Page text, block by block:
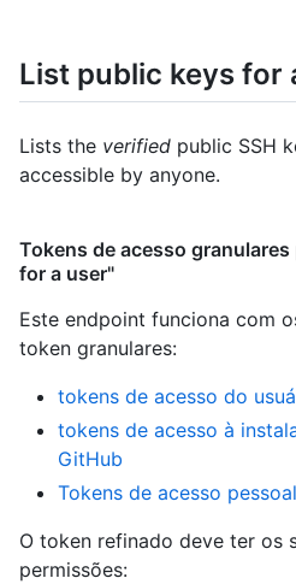
List public keys for
Lists the verified public SSH
accessible by anyone.
Tokens de acesso
for a user"
Este endpoint funciona com
token granulares:
tokens de acesso do
tokens de acesso à
GitHub
Tokens de acesso
O token refinado deve ter os
permissões: